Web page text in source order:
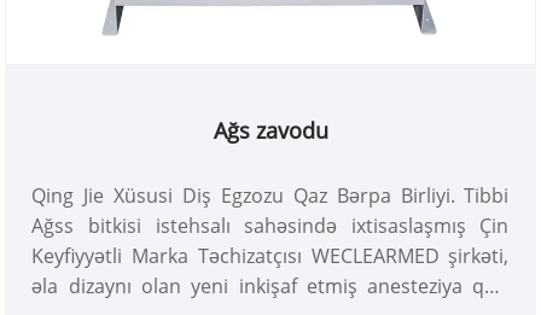
Ağs zavodu
Qing Jie Xüsusi Diş Egzozu Qaz Bərpa Birliyi. Tibbi
Ağss bitkisi istehsalı sahəsində ixtisaslaşmış Çin
Keyfiyyətli Marka Təchizatçısı WECLEARMED şirkəti,
əla dizaynı olan yeni inkişaf etmiş anesteziya qazı